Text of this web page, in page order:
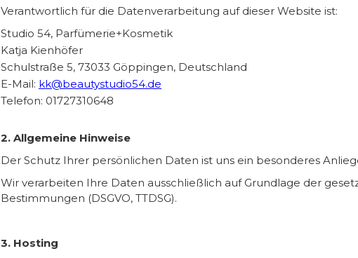
Verantwortlich für die Datenverarbeitung auf dieser Website ist:
Studio 54, Parfümerie+Kosmetik
Katja Kienhöfer
Schulstraße 5, 73033 Göppingen, Deutschland
E-Mail: kk@beautystudio54.de
Telefon: 01727310648
2. Allgemeine Hinweise
Der Schutz Ihrer persönlichen Daten ist uns ein besonderes
Wir verarbeiten Ihre Daten ausschließlich auf Grundlage der
Bestimmungen (DSGVO, TTDSG).
3. Hosting